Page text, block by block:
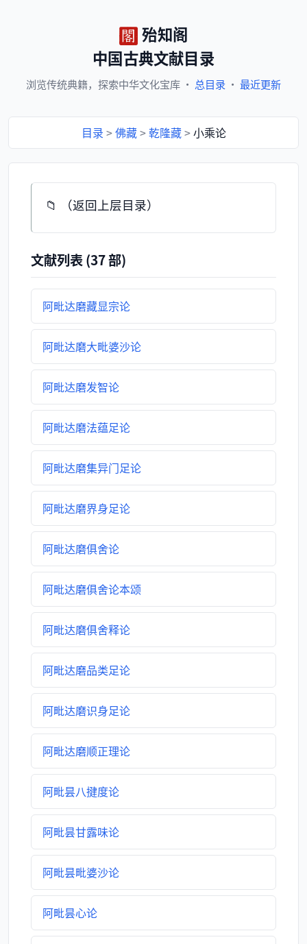
殆知阁
中国古典文献目录
浏览传统典籍， 探索中华文化宝库 · 总目录 · 最近更新
目录 >佛藏>乾隆藏>小乘论
📁 （返回上层目录）
文献列表 (37 部)
阿毗达磨藏显宗论
阿毗达磨大毗婆沙论
阿毗达磨发智论
阿毗达磨法蕴足论
阿毗达磨集异门足论
阿毗达磨界身足论
阿毗达磨俱舍论
阿毗达磨俱舍论本颂
阿毗达磨俱舍释论
阿毗达磨品类足论
阿毗达磨识身足论
阿毗达磨顺正理论
阿毗昙八揵度论
阿毗昙甘露味论
阿毗昙毗婆沙论
阿毗昙心论